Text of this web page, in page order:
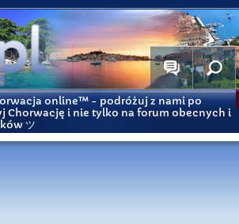
online™ - podróżuj z nami po
Chorwację i nie tylko na forum obecnych i
ツ